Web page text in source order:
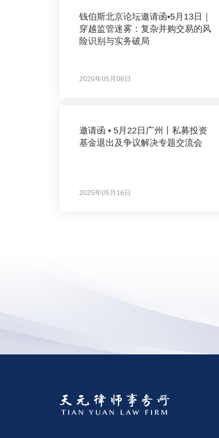
钱伯斯北京论坛邀请函•5月13日｜
穿越监管迷雾：复杂并购交易的风
险识别与实务破局
2026年05月08日
邀请函 • 5月22日广州丨私募投资
基金退出及争议解决专题交流会
2025年05月16日